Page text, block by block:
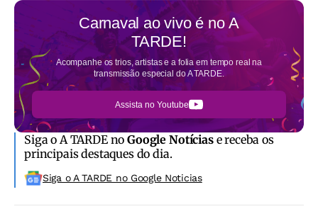
Carnaval ao vivo é noA
TARDE!
Acompanhe os trios, artistas e a folia em tempo real na
transmissão especial do A TARDE.
Assista no Youtube
Siga o A TARDE noGoogle Notíciase receba os
principais destaques do dia.
Siga o A TARDE no Google Noticias